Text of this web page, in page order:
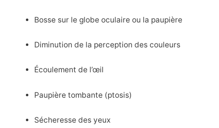
Bosse sur le globe oculaire ou la paupière
Diminution de la perception des couleurs
Écoulement de l’œil
Paupière tombante (ptosis)
Sécheresse des yeux